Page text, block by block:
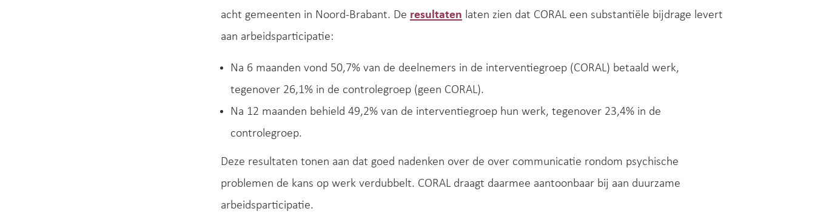
acht gemeenten in Noord-Brabant. De resultaten laten zien dat CORAL een substantiële bijdrage levert
aan arbeidsparticipatie:
Na 6 maanden vond 50,7% van de deelnemers in de interventiegroep (CORAL) betaald werk,
tegenover 26,1% in de controlegroep (geen CORAL).
Na 12 maanden behield 49,2% van de interventiegroep hun werk, tegenover 23,4% in de
controlegroep.
Deze resultaten tonen aan dat goed nadenken over de over communicatie rondom psychische
problemen de kans op werk verdubbelt. CORAL draagt daarmee aantoonbaar bij aan duurzame
arbeidsparticipatie.